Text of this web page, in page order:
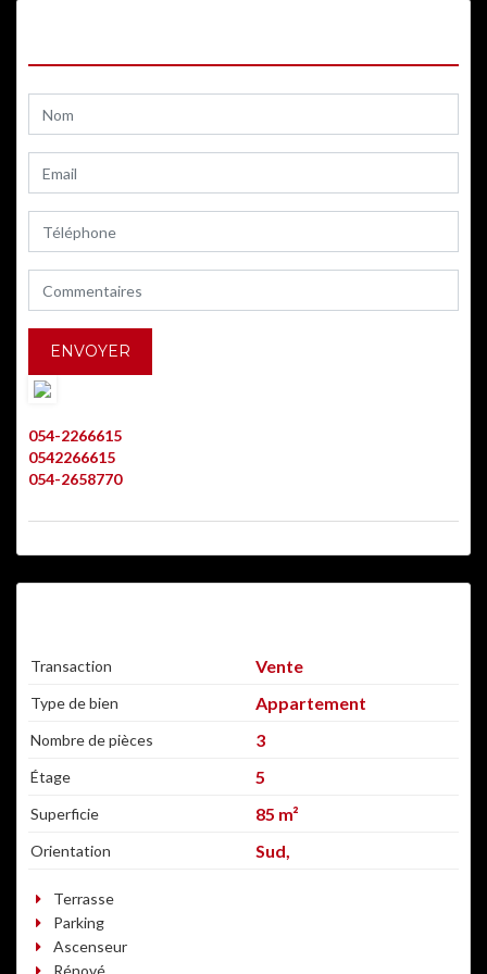
054-2266615
0542266615
054-2658770
Transaction Vente
Type de bien Appartement
Nombre de pièces 3
Étage 5
Superficie 85 m²
Orientation Sud,
Terrasse
Parking
Ascenseur